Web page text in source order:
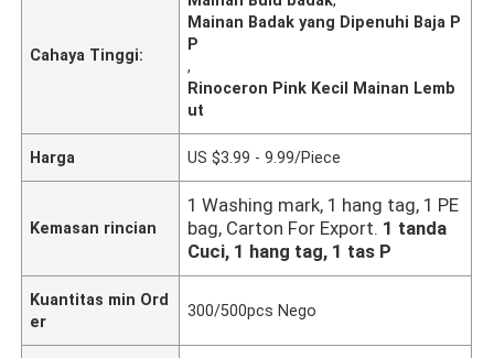
Cahaya Tinggi:
Mainan Badak yang Dipenuhi Baja P
P
,
Rinoceron Pink Kecil Mainan Lemb
ut
Harga US $3.99 - 9.99/Piece
Kemasan rincian
1 Washing mark, 1 hang tag, 1 PE
bag, Carton For Export. 1 tanda
Cuci, 1 hang tag, 1 tas P
Kuantitas min Ord
er
300/500pcs Nego